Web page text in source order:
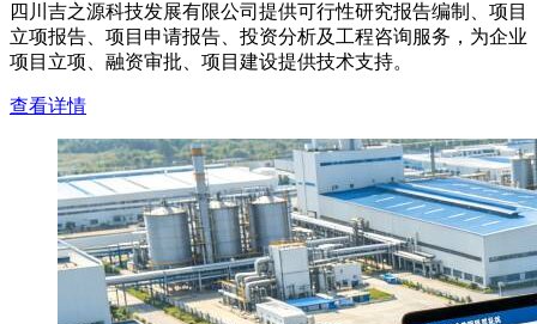
四川吉之源科技发展有限公司提供可行性研究报告编制、项目
立项报告、项目申请报告、投资分析及工程咨询服务，为企业
项目立项、融资审批、项目建设提供技术支持。
查看详情